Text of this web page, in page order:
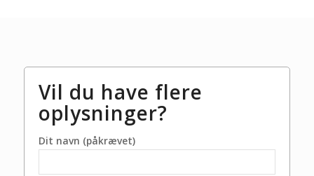
Vil du have flere
oplysninger?
Dit navn (påkrævet)